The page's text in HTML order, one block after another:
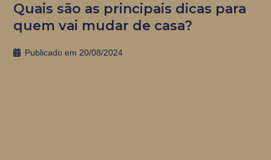
Quais são as principais dicas para
quem vai mudar de casa?
Publicado em 20/08/2024